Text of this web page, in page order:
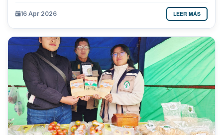
16 Apr 2026 LEER MÁS